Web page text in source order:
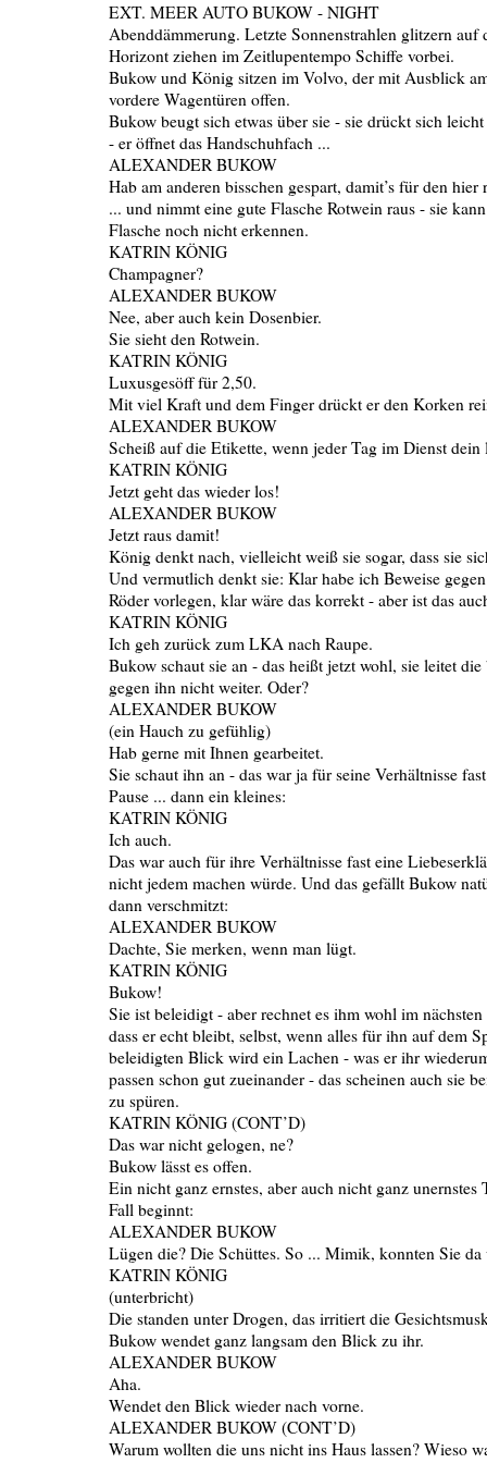
EXT. MEER AUTO BUKOW - NIGHT
Abenddämmerung. Letzte Sonnenstrahlen glitzern auf
Horizont ziehen im Zeitlupentempo Schiffe vorbei.
Bukow und König sitzen im Volvo, der mit Ausblick
vordere Wagentüren offen.
Bukow beugt sich etwas über sie - sie drückt sich
- er öffnet das Handschuhfach ...
ALEXANDER BUKOW
Hab am anderen bisschen gespart, damit’s für den hier
... und nimmt eine gute Flasche Rotwein raus - sie
Flasche noch nicht erkennen.
KATRIN KÖNIG
Champagner?
ALEXANDER BUKOW
Nee, aber auch kein Dosenbier.
Sie sieht den Rotwein.
KATRIN KÖNIG
Luxusgesöff für 2,50.
Mit viel Kraft und dem Finger drückt er den Korken
ALEXANDER BUKOW
Scheiß auf die Etikette, wenn jeder Tag im Dienst dein
KATRIN KÖNIG
Jetzt geht das wieder los!
ALEXANDER BUKOW
Jetzt raus damit!
König denkt nach, vielleicht weiß sie sogar, dass sie
Und vermutlich denkt sie: Klar habe ich Beweise
Röder vorlegen, klar wäre das korrekt - aber ist das
KATRIN KÖNIG
Ich geh zurück zum LKA nach Raupe.
Bukow schaut sie an - das heißt jetzt wohl, sie leitet die
gegen ihn nicht weiter. Oder?
ALEXANDER BUKOW
(ein Hauch zu gefühlig)
Hab gerne mit Ihnen gearbeitet.
Sie schaut ihn an - das war ja für seine Verhältnisse
Pause ... dann ein kleines:
KATRIN KÖNIG
Ich auch.
Das war auch für ihre Verhältnisse fast eine
nicht jedem machen würde. Und das gefällt Bukow
dann verschmitzt:
ALEXANDER BUKOW
Dachte, Sie merken, wenn man lügt.
KATRIN KÖNIG
Bukow!
Sie ist beleidigt - aber rechnet es ihm wohl im
dass er echt bleibt, selbst, wenn alles für ihn auf dem
beleidigten Blick wird ein Lachen - was er ihr
passen schon gut zueinander - das scheinen auch sie
zu spüren.
KATRIN KÖNIG (CONT’D)
Das war nicht gelogen, ne?
Bukow lässt es offen.
Ein nicht ganz ernstes, aber auch nicht ganz unernstes
Fall beginnt:
ALEXANDER BUKOW
Lügen die? Die Schüttes. So ... Mimik, konnten Sie da
KATRIN KÖNIG
(unterbricht)
Die standen unter Drogen, das irritiert die
Bukow wendet ganz langsam den Blick zu ihr.
ALEXANDER BUKOW
Aha.
Wendet den Blick wieder nach vorne.
ALEXANDER BUKOW (CONT’D)
Warum wollten die uns nicht ins Haus lassen? Wieso